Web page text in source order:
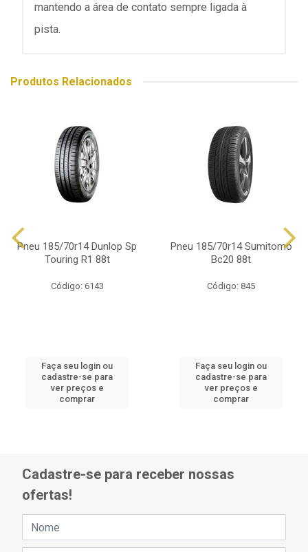
mantendo a área de contato sempre ligada à
pista.
Produtos Relacionados
Pneu 185/70r14 Dunlop Sp
Touring R1 88t
Código: 6143
Faça seu login ou
cadastre-se para
ver preços e
comprar
Pneu 185/70r14 Sumitomo
Bc20 88t
Código: 845
Faça seu login ou
cadastre-se para
ver preços e
comprar
Cadastre-se para receber nossas
ofertas!